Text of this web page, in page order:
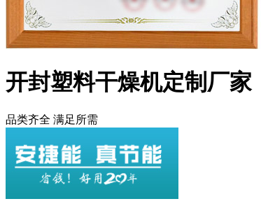
开封塑料干燥机定制厂家
品类齐全 满足所需